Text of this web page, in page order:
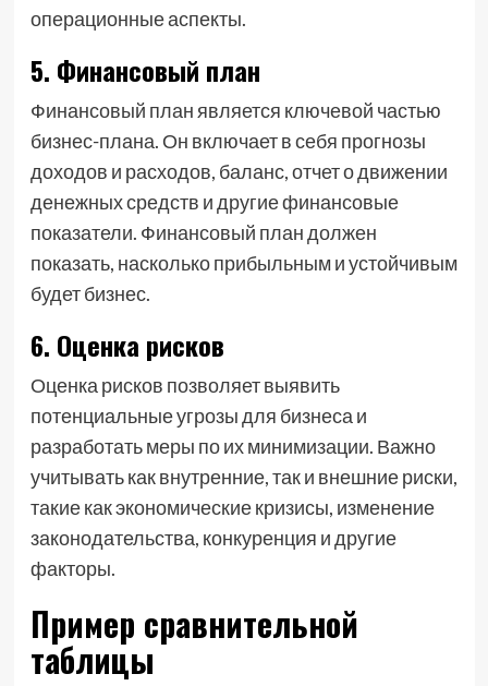
операционные аспекты.
5. Финансовый план
Финансовый план является ключевой частью
бизнес-плана. Он включает в себя прогнозы
доходов и расходов, баланс, отчет о движении
денежных средств и другие финансовые
показатели. Финансовый план должен
показать, насколько прибыльным и устойчивым
будет бизнес.
6. Оценка рисков
Оценка рисков позволяет выявить
потенциальные угрозы для бизнеса и
разработать меры по их минимизации. Важно
учитывать как внутренние, так и внешние риски,
такие как экономические кризисы, изменение
законодательства, конкуренция и другие
факторы.
Пример сравнительной
таблицы